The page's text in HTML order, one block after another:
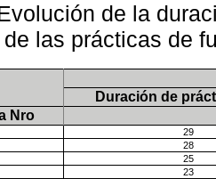
de la
de las prácticas de
Duración de
Nro
29
28
25
23